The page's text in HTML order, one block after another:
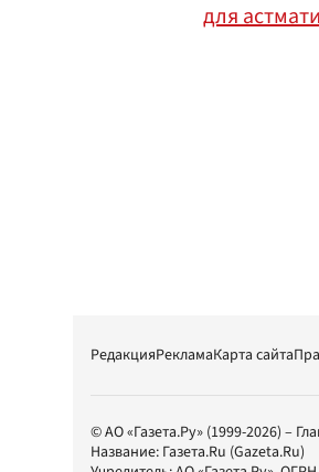
для
РедакцияРекламаКарта сайта
© АО «Газета.Ру» (1999-2026) –
Название: Газета.Ru (Gazeta.Ru)